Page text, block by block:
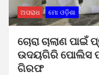
ଅପରାଧ ମୋ ଓଡ଼ିଶା
ଚୋରା ଚାଲାଣ
ଉଦୟଗିରି ପୋଲିସ
ଗିରଫ